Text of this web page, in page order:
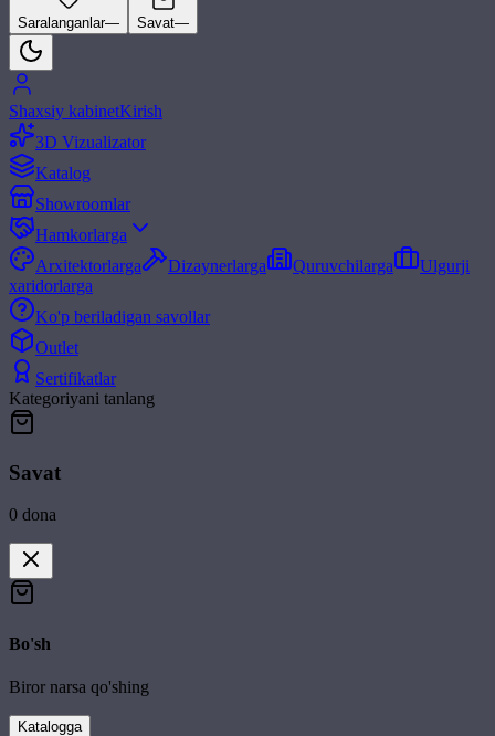
Saralanganlar— Savat—
Shaxsiy kabinetKirish
3D Vizualizator
Katalog
Showroomlar
Hamkorlarga
Arxitektorlarga
Dizaynerlarga Quruvchilarga
Ulgurji
xaridorlarga
Ko'p beriladigan savollar
Outlet
Sertifikatlar
Kategoriyani tanlang
Savat
0 dona
Bo'sh
Biror narsa qo'shing
Katalogga